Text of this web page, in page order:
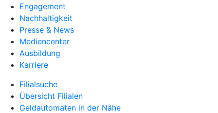
Engagement
Nachhaltigkeit
Presse & News
Mediencenter
Ausbildung
Karriere
Filialsuche
Übersicht Filialen
Geldautomaten in der Nähe